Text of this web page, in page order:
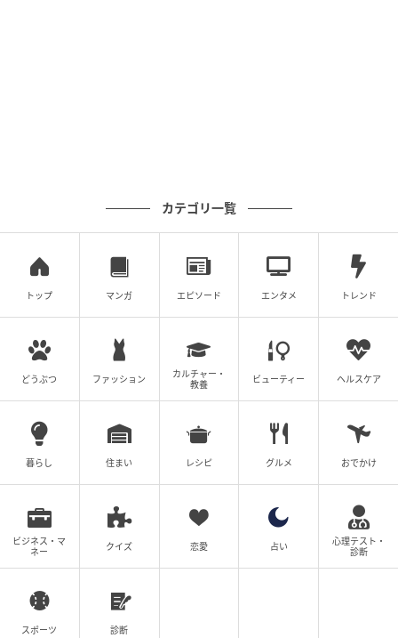
カテゴリ一覧
トップ マンガ エピソード エンタメ トレンド
どうぶつ ファッション
カルチャー・
教養
ビューティー ヘルスケア
暮らし 住まい レシピ グルメ おでかけ
ビジネス・マ
ネー
クイズ 恋愛 占い
心理テスト・
診断
スポーツ 診断